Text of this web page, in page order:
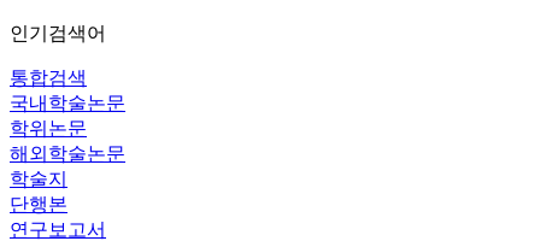
인기검색어
통합검색
국내학술논문
학위논문
해외학술논문
학술지
단행본
연구보고서